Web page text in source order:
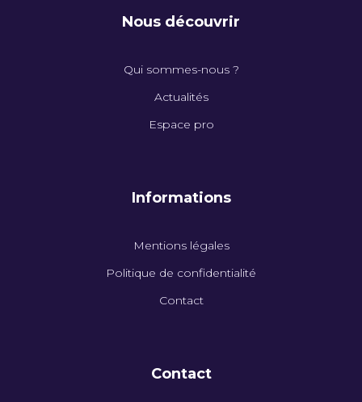
Nous découvrir
Qui sommes-nous ?
Actualités
Espace pro
Informations
Mentions légales
Politique de confidentialité
Contact
Contact